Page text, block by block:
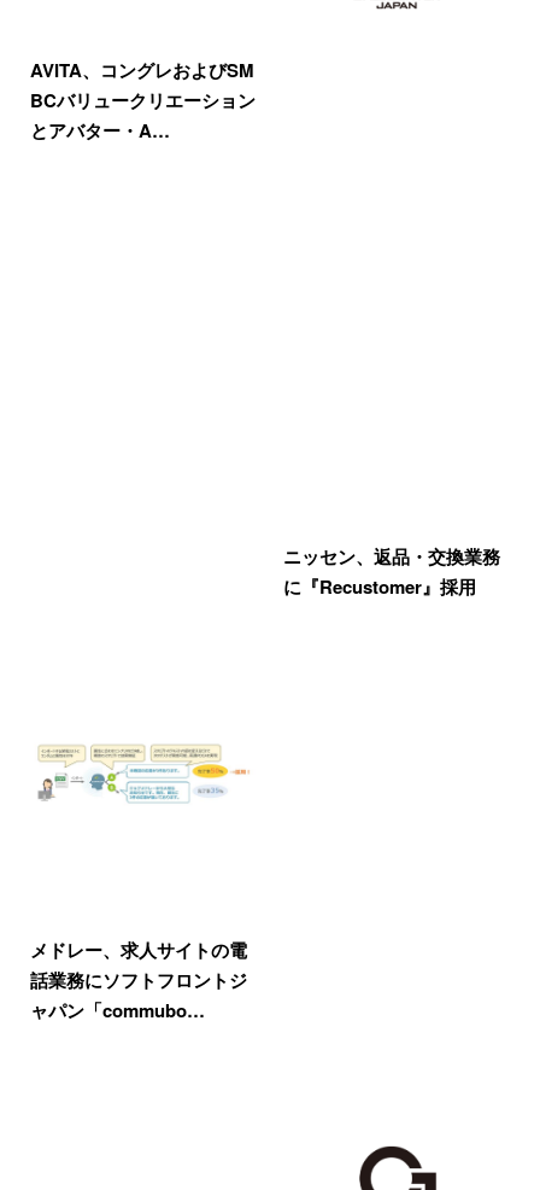
AVITA、コングレおよびSM
BCバリュークリエーション
とアバター・A…
ニッセン、返品・交換業務
に『Recustomer』採用
メドレー、求人サイトの電
話業務にソフトフロントジ
ャパン「commubo…